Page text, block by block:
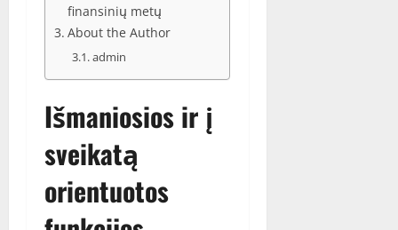
finansinių metų
About the Author
admin
Išmaniosios ir į
sveikatą
orientuotos